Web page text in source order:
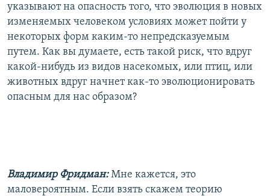
указывают на опасность того, что эволюция в новых
изменяемых человеком условиях может пойти у
некоторых форм каким-то непредсказуемым
путем. Как вы думаете, есть такой риск, что вдруг
какой-нибудь из видов насекомых, или птиц, или
животных вдруг начнет как-то эволюционировать
опасным для нас образом?
Владимир Фридман: Мне кажется, это
маловероятным. Если взять скажем теорию